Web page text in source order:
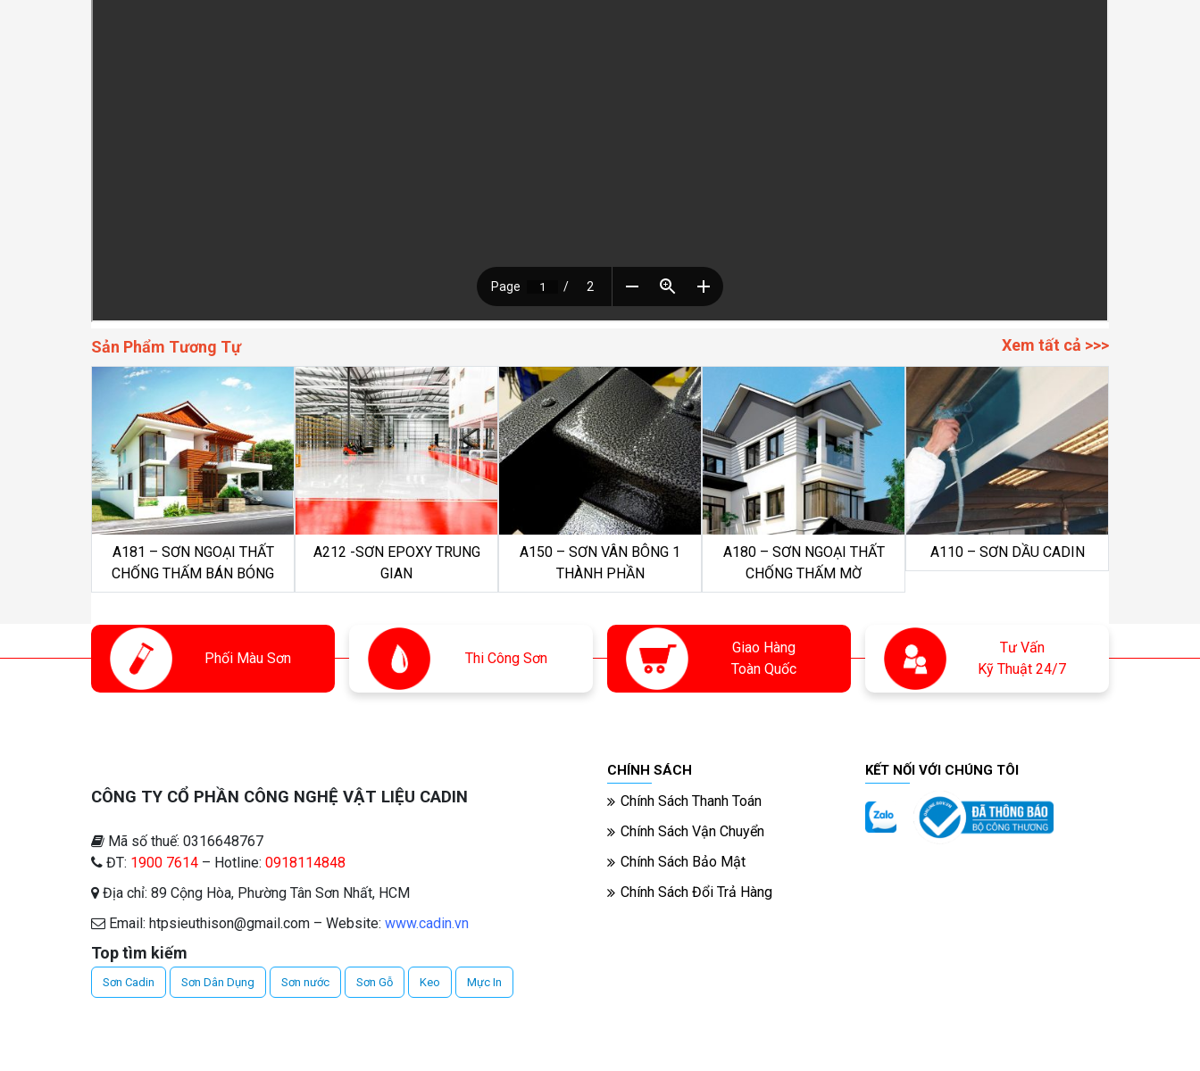
Sản Phẩm Tương Tự Xem tất cả >>>
A181 – SƠN NGOẠI THẤT
CHỐNG THẤM BÁN BÓNG
A212 -SƠN EPOXY TRUNG
GIAN
A150 – SƠN VÂN BÔNG 1
THÀNH PHẦN
A180 – SƠN NGOẠI THẤT
CHỐNG THẤM MỜ
A110 – SƠN DẦU CADIN
Phối Màu Sơn ThiCông Sơn
Giao Hàng
Toàn Quốc
Tư Vấn
Kỹ Thuật 24/7
CÔNG TY CỔ PHẦN CÔNG NGHỆ VẬT LIỆU CADIN
Mã số thuế: 0316648767
ĐT: 1900 7614 – Hotline: 0918114848
Địa chỉ: 89 Cộng Hòa, Phường Tân Sơn Nhất, HCM
Email: htpsieuthison@gmail.com – Website: www.cadin.vn
Top tìm kiếm
Sơn Cadin Sơn Dân Dụng Sơn nước Sơn Gỗ Keo Mực In
CHÍNH SÁCH
Chính Sách Thanh Toán
Chính Sách Vận Chuyển
Chính Sách Bảo Mật
Chính Sách Đổi Trả Hàng
KẾT NỐI VỚI CHÚNG TÔI